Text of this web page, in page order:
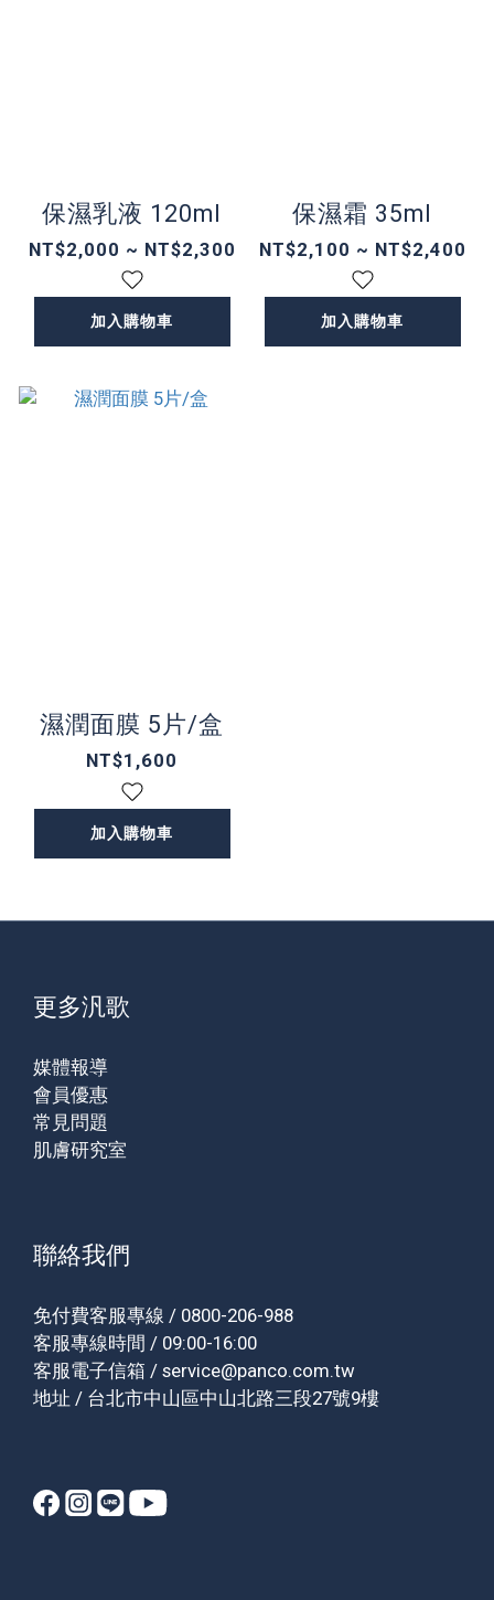
保濕乳液 120ml
NT$2,000 ~ NT$2,300
加入購物車
保濕霜 35ml
NT$2,100 ~ NT$2,400
加入購物車
濕潤面膜 5片/盒
NT$1,600
加入購物車
更多汎歌
媒體報導
會員優惠
常見問題
肌膚研究室
聯絡我們
免付費客服專線 / 0800-206-988
客服專線時間 / 09:00-16:00
客服電子信箱 / service@panco.com.tw
地址 / 台北市中山區中山北路三段27號9樓